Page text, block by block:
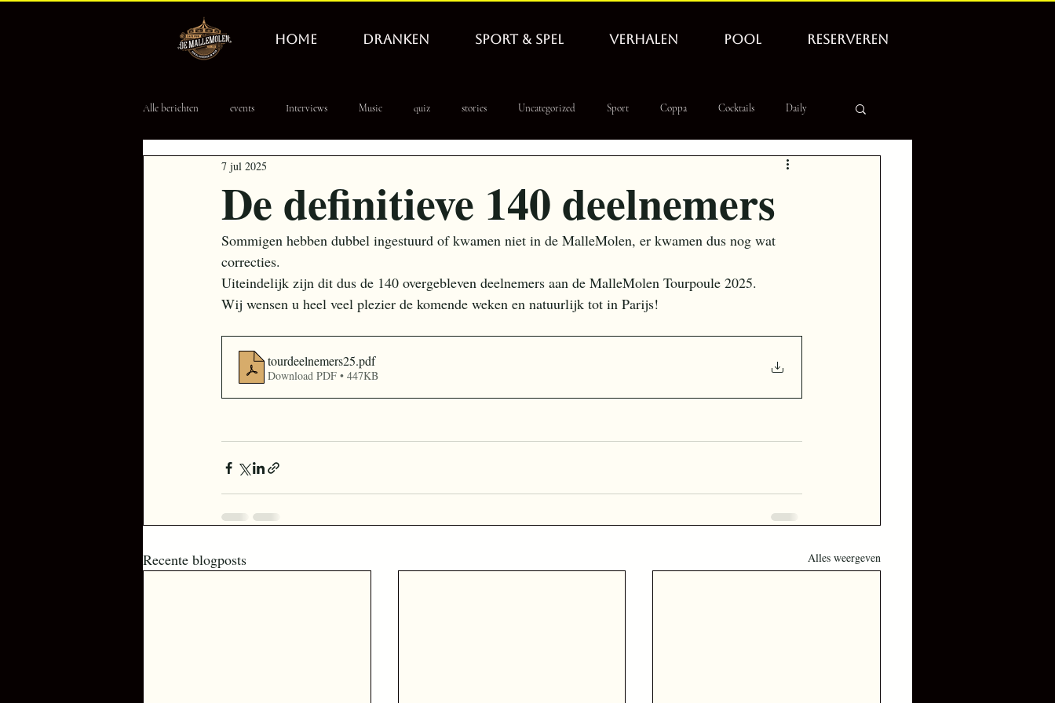
HOME DRANKEN SPORT & SPEL VERHALEN POOL RESERVEREN
Alle berichten events Interviews Music quiz stories Uncategorized Sport Coppa Cocktails Daily
Tourpoule
De definitieve 140 deelnemers
7 jul 2025
Sommigen hebben dubbel ingestuurd of kwamen niet in de MalleMolen, er kwamen dus nog wat
correcties.
Uiteindelijk zijn dit dus de 140 overgebleven deelnemers aan de MalleMolen Tourpoule 2025.
Wij wensen u heel veel plezier de komende weken en natuurlijk tot in Parijs!
tourdeelnemers25.pdf
Download PDF • 447KB
Recente blogposts Alles weergeven